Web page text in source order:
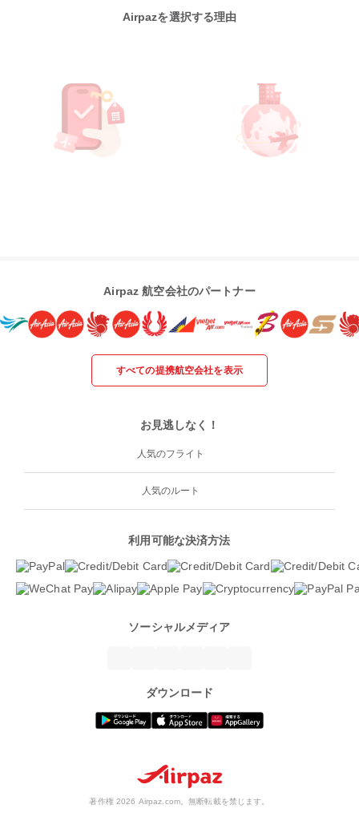
Airpazを選択する理由
Airpaz 航空会社のパートナー
すべての提携航空会社を表示
お見逃しなく！
人気のフライト
人気のルート
利用可能な決済方法
ソーシャルメディア
ダウンロード
著作権 2026 Airpaz.com。無断転載を禁じます。